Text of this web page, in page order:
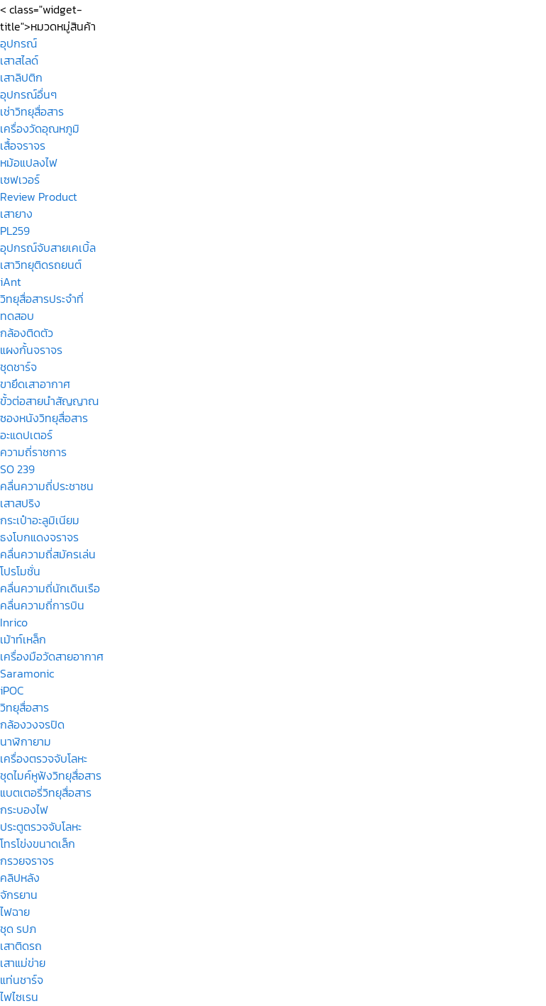
< class="widget-
title">หมวดหมู่สินค้า
อุปกรณ์
เสาสไลด์
เสาลิปติก
อุปกรณ์อื่นๆ
เช่าวิทยุสื่อสาร
เครื่องวัดอุณหภูมิ
เสื้อจราจร
หม้อแปลงไฟ
เซฟเวอร์
Review Product
เสายาง
PL259
อุปกรณ์จับสายเคเบิ้ล
เสาวิทยุติดรถยนต์
iAnt
วิทยุสื่อสารประจำที่
ทดสอบ
กล้องติดตัว
แผงกั้นจราจร
ชุดชาร์จ
ขายึดเสาอากาศ
ขั้วต่อสายนำสัญญาณ
ซองหนังวิทยุสื่อสาร
อะแดปเตอร์
ความถี่ราชการ
SO 239
คลื่นความถี่ประชาชน
เสาสปริง
กระเป๋าอะลูมิเนียม
ธงโบกแดงจราจร
คลื่นความถี่สมัครเล่น
โปรโมชั่น
คลื่นความถี่นักเดินเรือ
คลื่นความถี่การบิน
Inrico
เม้าท์เหล็ก
เครื่องมือวัดสายอากาศ
Saramonic
iPOC
วิทยุสื่อสาร
กล้องวงจรปิด
นาฬิกายาม
เครื่องตรวจจับโลหะ
ชุดไมค์หูฟังวิทยุสื่อสาร
แบตเตอรี่วิทยุสื่อสาร
กระบองไฟ
ประตูตรวจจับโลหะ
โทรโข่งขนาดเล็ก
กรวยจราจร
คลิปหลัง
จักรยาน
ไฟฉาย
ชุด รปภ
เสาติดรถ
เสาแม่ข่าย
แท่นชาร์จ
ไฟไซเรน